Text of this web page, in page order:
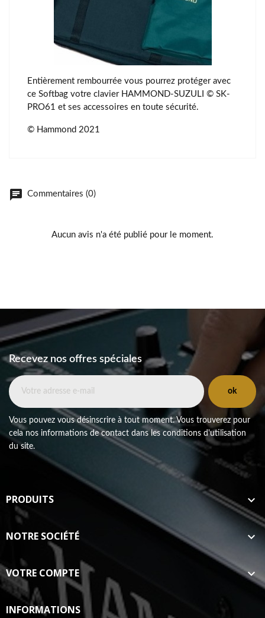
Entièrement rembourrée vous pourrez protéger avec
ce Softbag votre clavier HAMMOND-SUZULI © SK-
PRO61 et ses accessoires en toute sécurité.
© Hammond 2021
chat Commentaires (0)
Aucun avis n'a été publié pour le moment.
Recevez nos offres spéciales
Vous pouvez vous désinscrire à tout moment. Vous trouverez pour
cela nos informations de contact dans les conditions d'utilisation
du site.
PRODUITS 
NOTRE SOCIÉTÉ 
VOTRE COMPTE 
INFORMATIONS